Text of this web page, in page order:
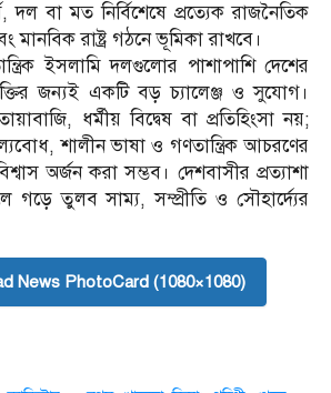
বা মত নির্বিশেষে প্রত্যেক রাজনৈতিক
মানবিক রাষ্ট্র গঠনে ভূমিকা রাখবে।
ইসলামি দলগুলোর পাশাপাশি দেশের
জন্যই একটি বড় চ্যালেঞ্জ ও সুযোগ।
ধর্মীয় বিদ্বেষ বা প্রতিহিংসা নয়;
শালীন ভাষা ও গণতান্ত্রিক আচরণের
অর্জন করা সম্ভব। দেশবাসীর প্রত্যাশা
তুলব সাম্য, সম্প্রীতি ও সৌহার্দ্যের
News PhotoCard (1080×1080)